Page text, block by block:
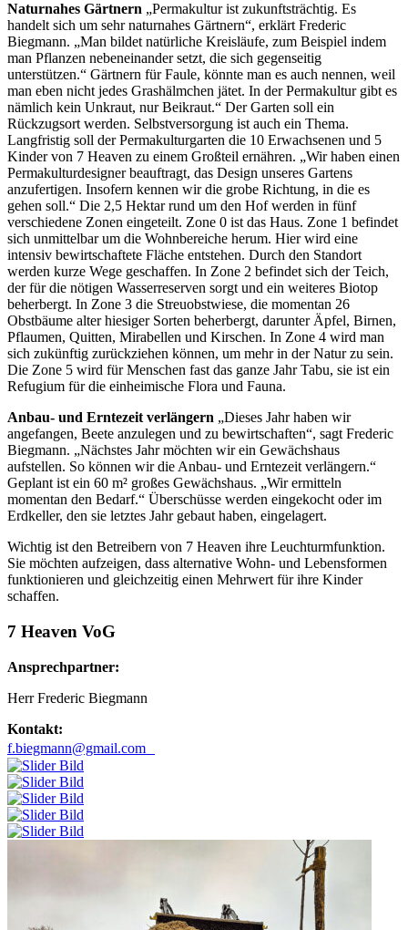
Naturnahes Gärtnern „Permakultur ist zukunftsträchtig. Es
handelt sich um sehr naturnahes Gärtnern“, erklärt Frederic
Biegmann. „Man bildet natürliche Kreisläufe, zum Beispiel indem
man Pflanzen nebeneinander setzt, die sich gegenseitig
unterstützen.“ Gärtnern für Faule, könnte man es auch nennen, weil
man eben nicht jedes Grashälmchen jätet. In der Permakultur gibt es
nämlich kein Unkraut, nur Beikraut.“ Der Garten soll ein
Rückzugsort werden. Selbstversorgung ist auch ein Thema.
Langfristig soll der Permakulturgarten die 10 Erwachsenen und 5
Kinder von 7 Heaven zu einem Großteil ernähren. „Wir haben einen
Permakulturdesigner beauftragt, das Design unseres Gartens
anzufertigen. Insofern kennen wir die grobe Richtung, in die es
gehen soll.“ Die 2,5 Hektar rund um den Hof werden in fünf
verschiedene Zonen eingeteilt. Zone 0 ist das Haus. Zone 1 befindet
sich unmittelbar um die Wohnbereiche herum. Hier wird eine
intensiv bewirtschaftete Fläche entstehen. Durch den Standort
werden kurze Wege geschaffen. In Zone 2 befindet sich der Teich,
der für die nötigen Wasserreserven sorgt und ein weiteres Biotop
beherbergt. In Zone 3 die Streuobstwiese, die momentan 26
Obstbäume alter hiesiger Sorten beherbergt, darunter Äpfel, Birnen,
Pflaumen, Quitten, Mirabellen und Kirschen. In Zone 4 wird man
sich zukünftig zurückziehen können, um mehr in der Natur zu sein.
Die Zone 5 wird für Menschen fast das ganze Jahr Tabu, sie ist ein
Refugium für die einheimische Flora und Fauna.
Anbau- und Erntezeit verlängern „Dieses Jahr haben wir
angefangen, Beete anzulegen und zu bewirtschaften“, sagt Frederic
Biegmann. „Nächstes Jahr möchten wir ein Gewächshaus
aufstellen. So können wir die Anbau- und Erntezeit verlängern.“
Geplant ist ein 60 m² großes Gewächshaus. „Wir ermitteln
momentan den Bedarf.“ Überschüsse werden eingekocht oder im
Erdkeller, den sie letztes Jahr gebaut haben, eingelagert.
Wichtig ist den Betreibern von 7 Heaven ihre Leuchturmfunktion.
Sie möchten aufzeigen, dass alternative Wohn- und Lebensformen
funktionieren und gleichzeitig einen Mehrwert für ihre Kinder
schaffen.
7 Heaven VoG
Ansprechpartner:
Herr Frederic Biegmann
Kontakt:
f.biegmann@gmail.com